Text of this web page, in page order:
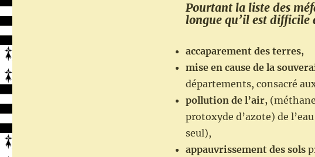
Pourtant la liste des
longue qu’il est difficile
accaparement des terres,
mise en cause de la
départements, consacré
pollution de l’air,(méthane
protoxyde d’azote) de
seul),
appauvrissement des sols